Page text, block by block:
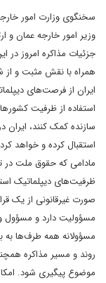
سخنگوی وزارت امور
وزیر امور خارجه عمان و
جزئیات مذاکره امروز در
همراه با نقش مثبت و
ایران از فرصت‌های
استفاده از ظرفیت
سازنده کمک کنند،
استقبال کرده و خواهد
مادامی که حقوق ملت در
ظرفیت‌های دیپلماتیک
صورت غیرقانونی از یک
مسؤولیت دارد و مسؤول
مسؤولانه همه طرف‌ها به
روند و مسیر مذاکره
موضوع پیگیری شود.